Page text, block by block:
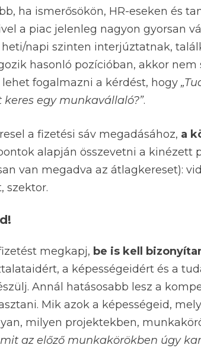
ha ismerősökön, HR-eseken és
a piac jelenleg nagyon gyorsan
napi szinten interjúztatnak,
hasonló pozícióban, akkor
fogalmazni a kérdést, hogy
egy munkavállaló?”.
a fizetési sáv megadásához, a
alapján összevetni a kinézett
van megadva az átlagkereset):
szektor.
megkapj, be is kell
a képességeidért és a
Annál hatásosabb lesz a
Mik azok a képességeid,
milyen projektekben,
az előző munkakörökben úgy